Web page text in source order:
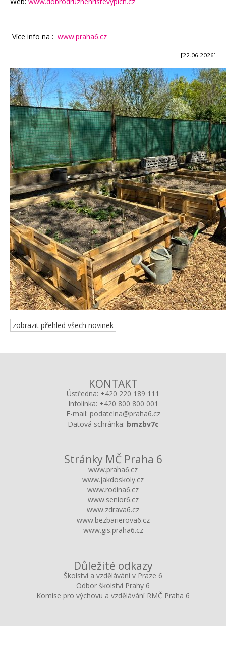
Více info na : www.praha6.cz
[22.06.2026]
zobrazit přehled všech novinek
KONTAKT
Ústředna: +420 220 189 111
Infolinka: +420 800 800 001
E-mail: podatelna@praha6.cz
Datová schránka: bmzbv7c
Stránky MČ Praha 6
www.praha6.cz
www.jakdoskoly.cz
www.rodina6.cz
www.senior6.cz
www.zdrava6.cz
www.bezbarierova6.cz
www.gis.praha6.cz
Důležité odkazy
Školství a vzdělávání v Praze 6
Odbor školství Prahy 6
Komise pro výchovu a vzdělávání RMČ Praha 6